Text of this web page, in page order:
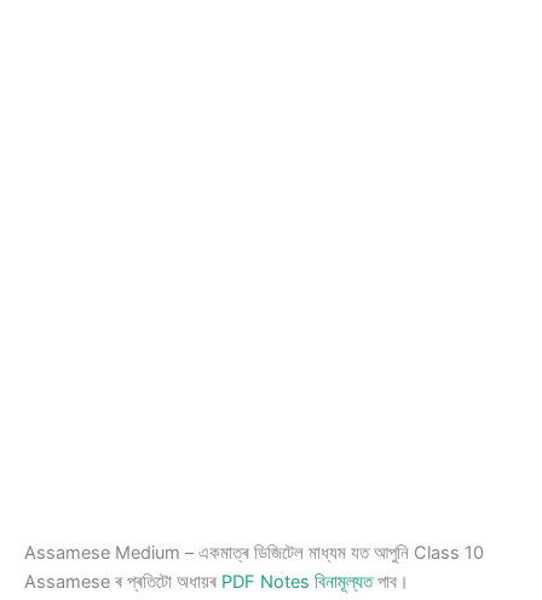
Assamese Medium – একমাত্ৰ ডিজিটেল মাধ্যম যত আপুনি Class 10
Assamese ৰ প্ৰতিটো অধায়ৰ PDF Notes বিনামূল্যতপাব।